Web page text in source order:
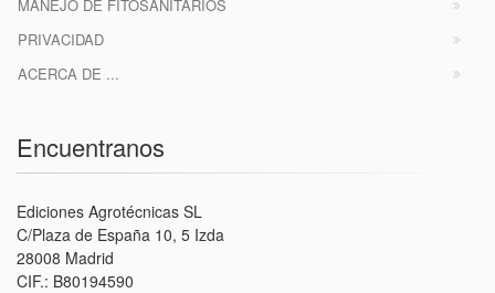
MANEJO DE FITOSANITARIOS
PRIVACIDAD
ACERCA DE ...
Encuentranos
Ediciones Agrotécnicas SL
C/Plaza de España 10, 5 Izda
28008 Madrid
CIF.: B80194590